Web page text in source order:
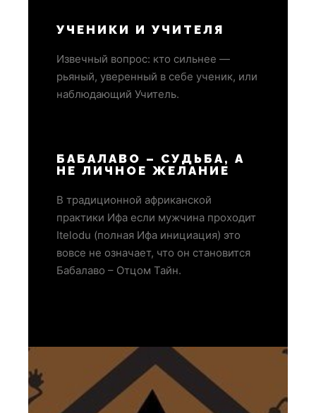
УЧЕНИКИ И УЧИТЕЛЯ
Извечный вопрос: кто сильнее —
рьяный, уверенный в себе ученик, или
наблюдающий Учитель.
БАБАЛАВО – СУДЬБА, А
НЕ ЛИЧНОЕ ЖЕЛАНИЕ
В традиционной африканской
практики Ифа если мужчина проходит
Itelodu (полная Ифа инициация) это
вовсе не означает, что он становится
Бабалаво – Отцом Тайн.